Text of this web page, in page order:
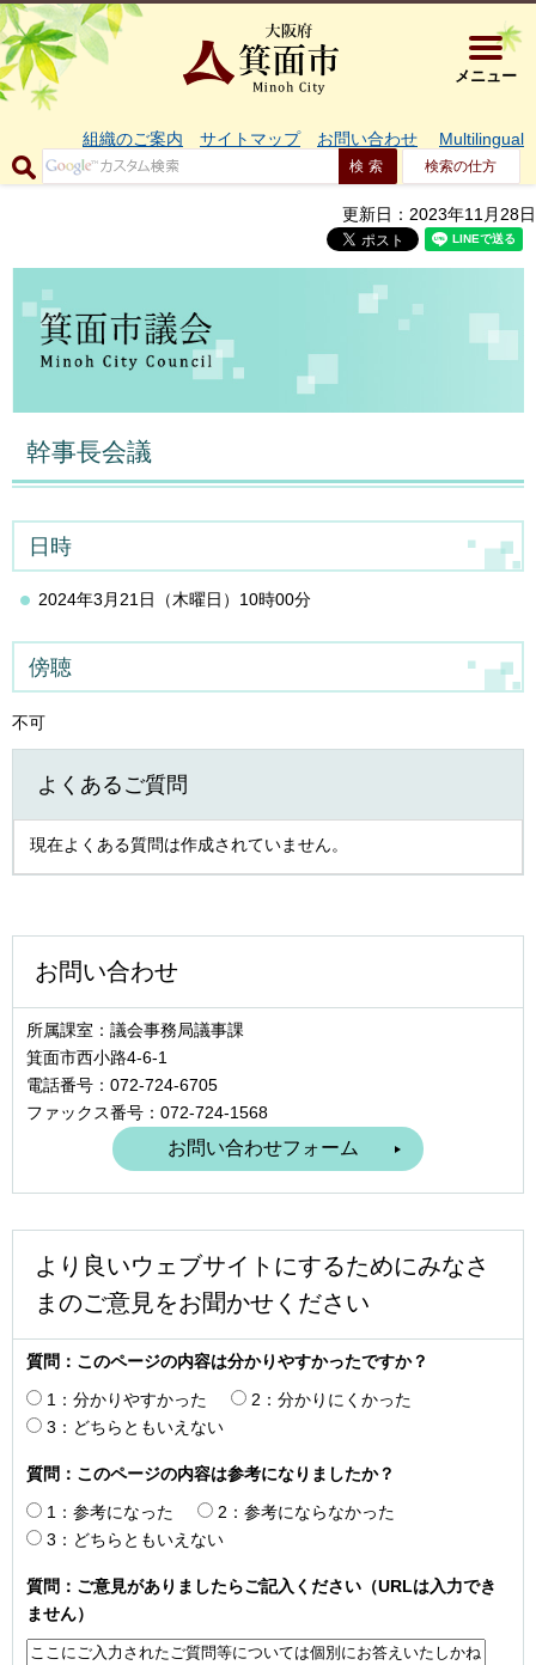
大阪府箕
メニュー
組織のご案内 サイトマップ お問い合わせ Multilingual
検索の仕方
更新日：2023年11月28日
幹事長会議
日時
2024年3月21日（木曜日）10時00分
傍聴
不可
よくあるご質問
現在よくある質問は作成されていません。
お問い合わせ
所属課室：議会事務局議事課
箕面市西小路4‐6‐1
電話番号：072-724-6705
ファックス番号：072-724-1568
より良いウェブサイトにするためにみなさ
まのご意見をお聞かせください
質問：このページの内容は分かりやすかったですか？
1：分かりやすかった
2：分かりにくかった
3：どちらともいえない
質問：このページの内容は参考になりましたか？
1：参考になった
2：参考にならなかった
3：どちらともいえない
質問：ご意見がありましたらご記入ください（URLは入力でき
ません）